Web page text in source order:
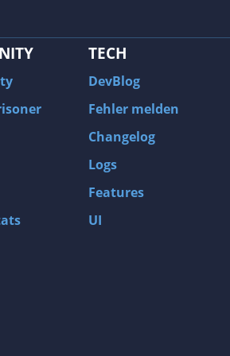
TECH
DevBlog
Fehler melden
Changelog
Logs
Features
UI